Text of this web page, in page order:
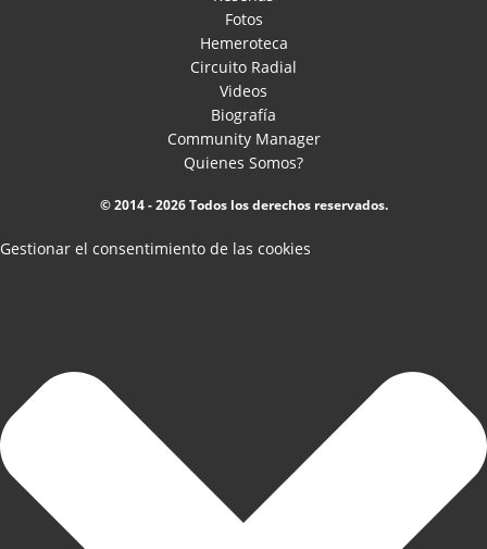
Fotos
Hemeroteca
Circuito Radial
Videos
Biografía
Community Manager
Quienes Somos?
© 2014 - 2026 Todos los derechos reservados.
Gestionar el consentimiento de las cookies